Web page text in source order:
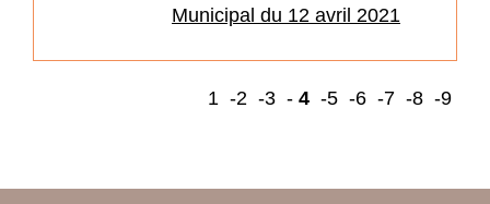
Municipal du 12 avril 2021
1 -2 -3 - 4 -5 -6 -7 -8 -9